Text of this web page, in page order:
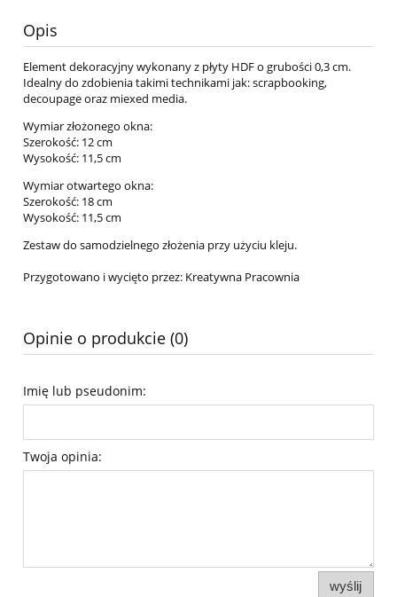
Opis
Element dekoracyjny wykonany z płyty HDF o grubości 0,3 cm.
Idealny do zdobienia takimi technikami jak: scrapbooking,
decoupage oraz miexed media.
Wymiar złożonego okna:
Szerokość: 12 cm
Wysokość: 11,5 cm
Wymiar otwartego okna:
Szerokość: 18 cm
Wysokość: 11,5 cm
Zestaw do samodzielnego złożenia przy użyciu kleju.
Przygotowano i wycięto przez: Kreatywna Pracownia
Opinie o produkcie (0)
Imię lub pseudonim:
Twoja opinia:
wyślij